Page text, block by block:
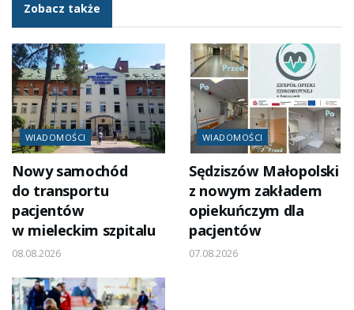
Zobacz także
WIADOMOŚCI
Nowy samochód
do transportu
pacjentów
w mieleckim szpitalu
08.08.2026
WIADOMOŚCI
Sędziszów Małopolski
z nowym zakładem
opiekuńczym dla
pacjentów
07.08.2026